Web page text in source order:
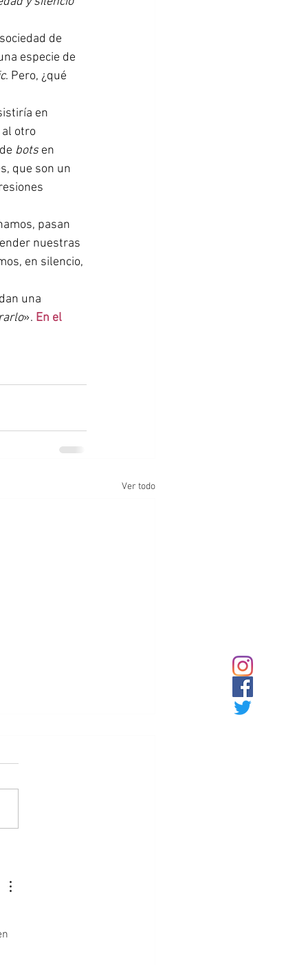
especie de
. Pero, ¿qué
otro
bots en
que son un
nuestras
en silencio,
». En el
Ver todo